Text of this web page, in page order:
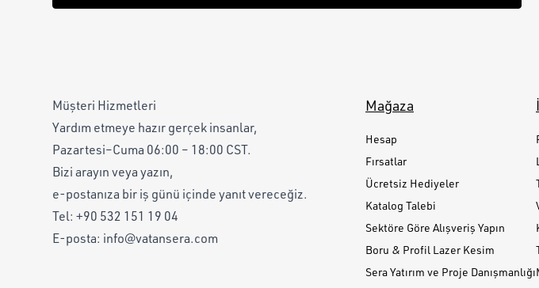
Müşteri Hizmetleri
Yardım etmeye hazır gerçek insanlar,
Pazartesi–Cuma 06:00 – 18:00 CST.
Bizi arayın veya yazın,
e-postanıza bir iş günü içinde yanıt vereceğiz.
Tel: +90 532 151 19 04
E-posta: info@vatansera.com
Mağaza
Hesap
Fırsatlar
Ücretsiz Hediyeler
Katalog Talebi
Sektöre Göre Alışveriş Yapın
Boru & Profil Lazer Kesim
Sera Yatırım ve Proje Danışmanlığı